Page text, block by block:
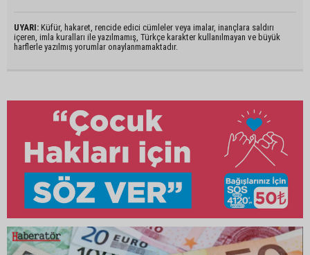
UYARI: Küfür, hakaret, rencide edici cümleler veya imalar, inançlara saldırı
içeren, imla kuralları ile yazılmamış, Türkçe karakter kullanılmayan ve büyük
harflerle yazılmış yorumlar onaylanmamaktadır.